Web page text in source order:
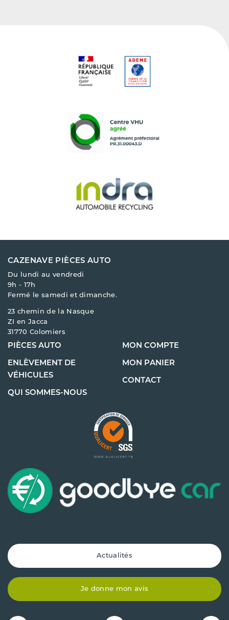
CAZENAVE PIÈCES AUTO
Du lundi au vendredi
9h - 17h
Fermé le samedi et dimanche.
23 chemin de la Nasque
ZI en Jacca
31770 Colomiers
PIÈCES AUTO
ENLÈVEMENT DE
VÉHICULES
QUI SOMMES-NOUS
MON COMPTE
MON PANIER
CONTACT
Actualités
Je donne mon avis